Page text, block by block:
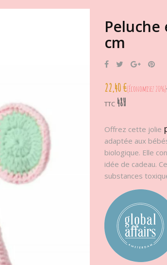
cm
PartagerTweet Google+
22,40 € Économisez 20%
TTC 48H
Offrez cette jolie
adaptée aux
biologique. Elle
idée de cadeau.
substances